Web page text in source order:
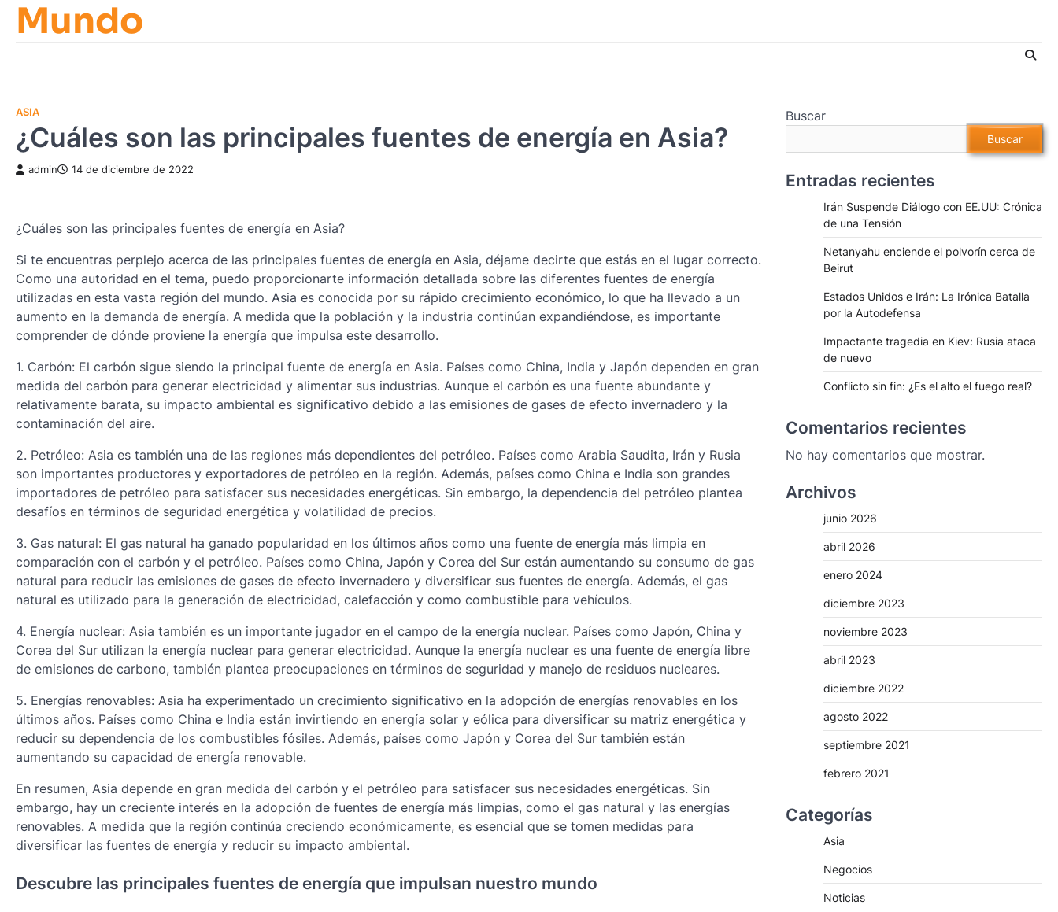
SkipMundo
ASIA
¿Cuáles son las principales fuentes de energía en Asia?
admin 14 de diciembre de 2022
¿Cuáles son las principales fuentes de energía en Asia?
Si te encuentras perplejo acerca de las principales fuentes de energía en Asia, déjame decirte que estás en el lugar correcto.
Como una autoridad en el tema, puedo proporcionarte información detallada sobre las diferentes fuentes de energía
utilizadas en esta vasta región del mundo. Asia es conocida por su rápido crecimiento económico, lo que ha llevado a un
aumento en la demanda de energía. A medida que la población y la industria continúan expandiéndose, es importante
comprender de dónde proviene la energía que impulsa este desarrollo.
1. Carbón: El carbón sigue siendo la principal fuente de energía en Asia. Países como China, India y Japón dependen en gran
medida del carbón para generar electricidad y alimentar sus industrias. Aunque el carbón es una fuente abundante y
relativamente barata, su impacto ambiental es significativo debido a las emisiones de gases de efecto invernadero y la
contaminación del aire.
2. Petróleo: Asia es también una de las regiones más dependientes del petróleo. Países como Arabia Saudita, Irán y Rusia
son importantes productores y exportadores de petróleo en la región. Además, países como China e India son grandes
importadores de petróleo para satisfacer sus necesidades energéticas. Sin embargo, la dependencia del petróleo plantea
desafíos en términos de seguridad energética y volatilidad de precios.
3. Gas natural: El gas natural ha ganado popularidad en los últimos años como una fuente de energía más limpia en
comparación con el carbón y el petróleo. Países como China, Japón y Corea del Sur están aumentando su consumo de gas
natural para reducir las emisiones de gases de efecto invernadero y diversificar sus fuentes de energía. Además, el gas
natural es utilizado para la generación de electricidad, calefacción y como combustible para vehículos.
4. Energía nuclear: Asia también es un importante jugador en el campo de la energía nuclear. Países como Japón, China y
Corea del Sur utilizan la energía nuclear para generar electricidad. Aunque la energía nuclear es una fuente de energía libre
de emisiones de carbono, también plantea preocupaciones en términos de seguridad y manejo de residuos nucleares.
5. Energías renovables: Asia ha experimentado un crecimiento significativo en la adopción de energías renovables en los
últimos años. Países como China e India están invirtiendo en energía solar y eólica para diversificar su matriz energética y
reducir su dependencia de los combustibles fósiles. Además, países como Japón y Corea del Sur también están
aumentando su capacidad de energía renovable.
En resumen, Asia depende en gran medida del carbón y el petróleo para satisfacer sus necesidades energéticas. Sin
embargo, hay un creciente interés en la adopción de fuentes de energía más limpias, como el gas natural y las energías
renovables. A medida que la región continúa creciendo económicamente, es esencial que se tomen medidas para
diversificar las fuentes de energía y reducir su impacto ambiental.
Descubre las principales fuentes de energía que impulsan nuestro mundo
Buscar
Buscar
Entradas recientes
Irán Suspende Diálogo con EE.UU: Crónica
de una Tensión
Netanyahu enciende el polvorín cerca de
Beirut
Estados Unidos e Irán: La Irónica Batalla
por la Autodefensa
Impactante tragedia en Kiev: Rusia ataca
de nuevo
Conflicto sin fin: ¿Es el alto el fuego real?
Comentarios recientes
No hay comentarios que mostrar.
Archivos
junio 2026
abril 2026
enero 2024
diciembre 2023
noviembre 2023
abril 2023
diciembre 2022
agosto 2022
septiembre 2021
febrero 2021
Categorías
Asia
Negocios
Noticias